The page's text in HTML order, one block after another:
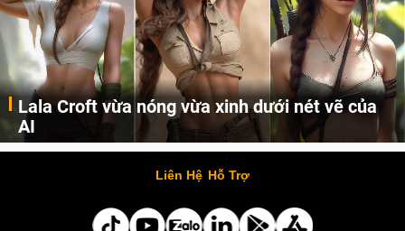
Khi AI Cosplay gái đẹp One Piece
Những cô nàng nóng bỏng Boa Hancock, Nico Robin, Nami, Yamato hay Perona được AI vẽ lại dưới hình thức Cosplay cực kỳ chuẩn chỉnh.
Liên Hệ Hỗ Trợ